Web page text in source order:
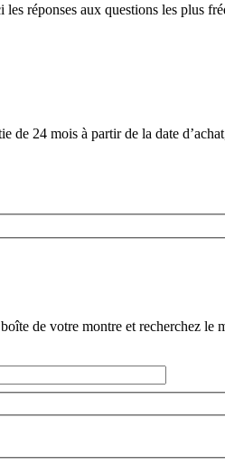
réponses aux questions les plus
de 24 mois à partir de la date
de votre montre et recherchez le